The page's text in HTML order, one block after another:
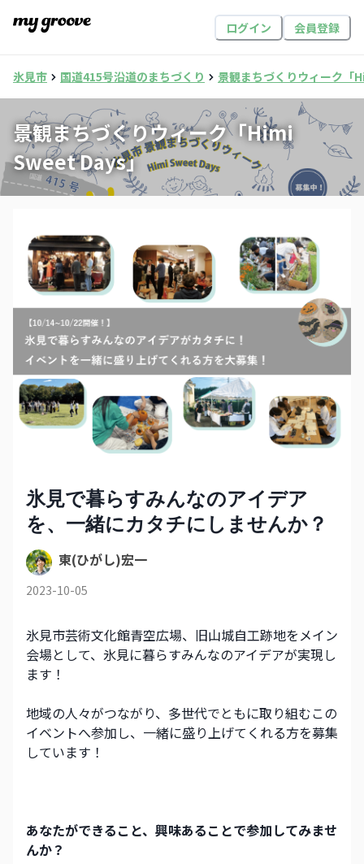
ログイン 会員登録
氷見市 国道415号沿道のまちづくり 景観まちづくりウィーク
景観まちづくりウィーク「Himi
Sweet Days」
氷見で暮らすみんなのアイデア
を、一緒にカタチにしませんか？
東(ひがし)宏一
2023-10-05
氷見市芸術文化館青空広場、旧山城自工跡地をメイン
会場として、氷見に暮らすみんなのアイデアが実現し
ます！
地域の人々がつながり、多世代でともに取り組むこの
イベントへ参加し、一緒に盛り上げてくれる方を募集
しています！
あなたができること、興味あることで参加してみませ
んか？